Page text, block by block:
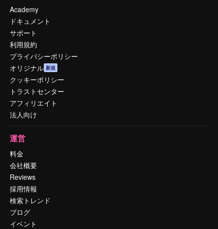
Academy
ドキュメント
サポート
利用規約
プライバシーポリシー
オリジナル 新規
クッキーポリシー
トラストセンター
アフィリエイト
法人向け
運営
料金
会社概要
Reviews
採用情報
検索トレンド
ブログ
イベント